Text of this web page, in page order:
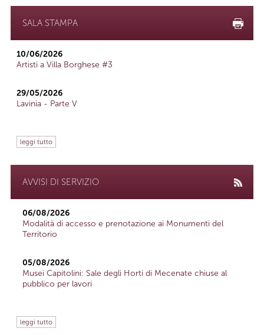
SALA STAMPA
10/06/2026
Artisti a Villa Borghese #3
29/05/2026
Lavinia - Parte V
leggi tutto
AVVISI DI SERVIZIO
06/08/2026
Modalità di accesso e prenotazione ai Monumenti del
Territorio
05/08/2026
Musei Capitolini: Sale degli Horti di Mecenate chiuse al
pubblico per lavori
leggi tutto